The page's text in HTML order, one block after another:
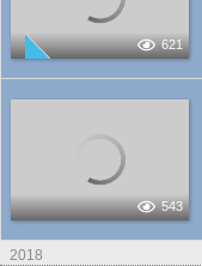
621
543
2018